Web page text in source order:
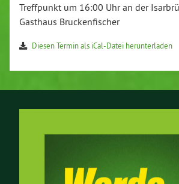
Treff­punkt um 16:00 Uhr an der
Gasthaus Bru­cken­fi­scher
Diesen Termin als iCal-Da­tei her­un­ter­la­den